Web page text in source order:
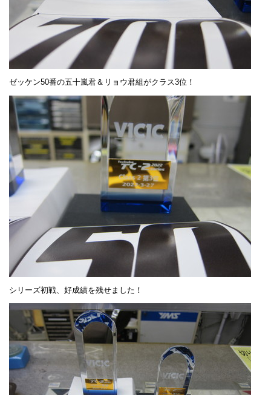
ゼッケン50番の五十嵐君＆リョウ君組がクラス3位！
シリーズ初戦、好成績を残せました！